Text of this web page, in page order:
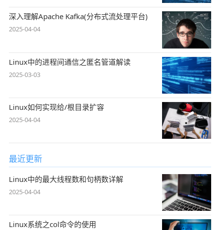
深入理解Apache Kafka(分布式流处理平台)
2025-04-04
Linux中的进程间通信之匿名管道解读
2025-03-03
Linux如何实现给/根目录扩容
2025-04-04
最近更新
Linux中的最大线程数和句柄数详解
2025-04-04
Linux系统之col命令的使用